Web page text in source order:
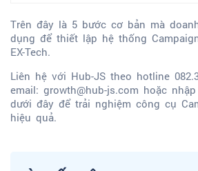
Trên đây là 5 bước cơ bản mà
dụng để thiết lập hệ thống
EX-Tech.
Liên hệ với Hub-JS theo hotline
email: growth@hub-js.com hoặc
dưới đây để trải nghiệm công cụ
hiệu quả.